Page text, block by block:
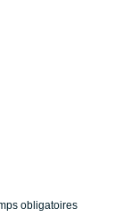
obligatoires